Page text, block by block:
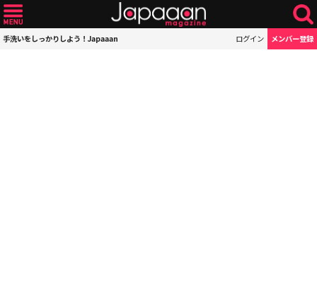
手洗いをしっかりしよう！Japaaan ログイン メンバー登録